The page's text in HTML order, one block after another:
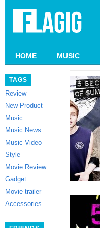
HOME MUSIC
TAGS
Review
New Product
Music
Music News
Music Video
Style
Movie Review
Gadget
Movie trailer
Accessories